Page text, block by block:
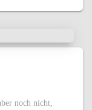
noch nicht,